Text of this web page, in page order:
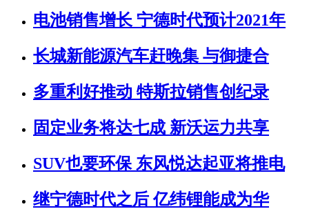
电池销售增长 宁德时代预计2021年
长城新能源汽车赶晚集 与御捷合
多重利好推动 特斯拉销售创纪录
固定业务将达七成 新沃运力共享
SUV也要环保 东风悦达起亚将推电
继宁德时代之后 亿纬锂能成为华